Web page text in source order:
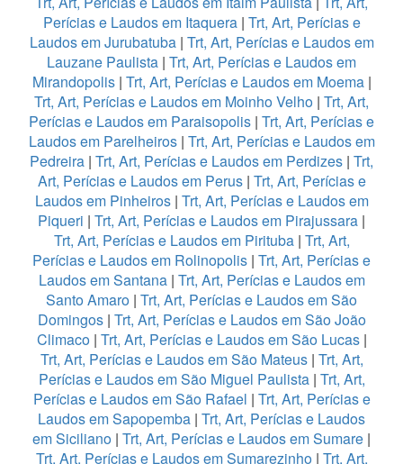
Perícias e Laudos em Itaquera| Trt, Art, Perícias e
Laudos em Jurubatuba| Trt, Art, Perícias e Laudos em
Lauzane Paulista | Trt, Art, Perícias e Laudos em
Mirandopolis| Trt, Art, Perícias e Laudos em Moema|
Trt, Art, Perícias e Laudos em Moinho Velho | Trt, Art,
Perícias e Laudos em Paraisopolis | Trt, Art, Perícias e
Laudos em Parelheiros| Trt, Art, Perícias e Laudos em
Pedreira | Trt, Art, Perícias e Laudos em Perdizes | Trt,
Art, Perícias e Laudos em Perus| Trt, Art, Perícias e
Laudos em Pinheiros| Trt, Art, Perícias e Laudos em
Piqueri | Trt, Art, Perícias e Laudos em Pirajussara |
Trt, Art, Perícias e Laudos em Pirituba| Trt, Art,
Perícias e Laudos em Rolinopolis | Trt, Art, Perícias e
Laudos em Santana| Trt, Art, Perícias e Laudos em
Santo Amaro | Trt, Art, Perícias e Laudos em São
Domingos| Trt, Art, Perícias e Laudos em São João
Climaco| Trt, Art, Perícias e Laudos em São Lucas|
Trt, Art, Perícias e Laudos em São Mateus | Trt, Art,
Perícias e Laudos em São Miguel Paulista| Trt, Art,
Perícias e Laudos em São Rafael | Trt, Art, Perícias e
Laudos em Sapopemba | Trt, Art, Perícias e Laudos
em Siciliano | Trt, Art, Perícias e Laudos em Sumare |
Trt, Art, Perícias e Laudos em Sumarezinho| Trt, Art,